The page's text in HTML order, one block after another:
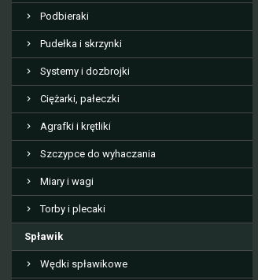
Podbieraki
Pudełka i skrzynki
Systemy i dozbrojki
Ciężarki, pałeczki
Agrafki i krętliki
Szczypce do wyhaczania
Miary i wagi
Torby i plecaki
Spławik
Wędki spławikowe